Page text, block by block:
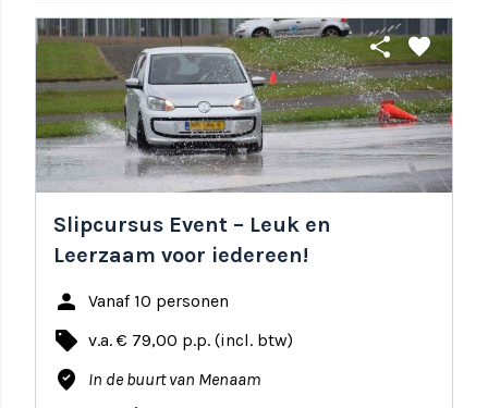
share favorite
Slipcursus Event – Leuk en
Leerzaam voor iedereen!
person Vanaf 10 personen
local_offer v.a. € 79,00 p.p. (incl. btw)
where_to_vote In de buurt van Menaam